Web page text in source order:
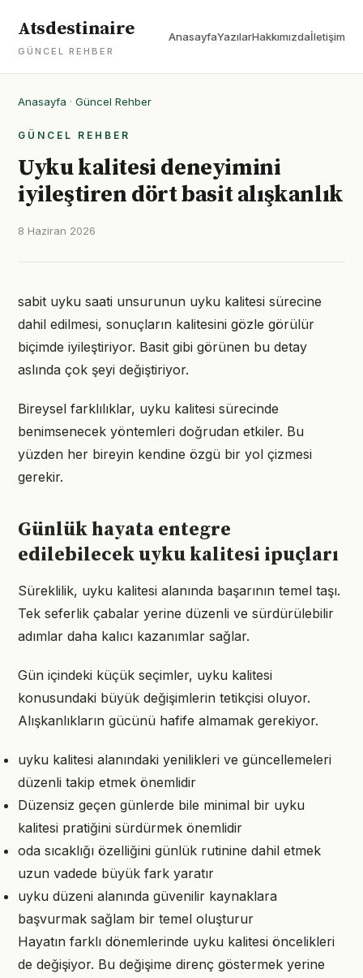
Atsdestinaire
GÜNCEL REHBER
AnasayfaYazılarHakkımızdaİletişim
Anasayfa · Güncel Rehber
GÜNCEL REHBER
Uyku kalitesi deneyimini
iyileştiren dört basit alışkanlık
8 Haziran 2026
sabit uyku saati unsurunun uyku kalitesi sürecine
dahil edilmesi, sonuçların kalitesini gözle görülür
biçimde iyileştiriyor. Basit gibi görünen bu detay
aslında çok şeyi değiştiriyor.
Bireysel farklılıklar, uyku kalitesi sürecinde
benimsenecek yöntemleri doğrudan etkiler. Bu
yüzden her bireyin kendine özgü bir yol çizmesi
gerekir.
Günlük hayata entegre
edilebilecek uyku kalitesi ipuçları
Süreklilik, uyku kalitesi alanında başarının temel taşı.
Tek seferlik çabalar yerine düzenli ve sürdürülebilir
adımlar daha kalıcı kazanımlar sağlar.
Gün içindeki küçük seçimler, uyku kalitesi
konusundaki büyük değişimlerin tetikçisi oluyor.
Alışkanlıkların gücünü hafife almamak gerekiyor.
uyku kalitesi alanındaki yenilikleri ve güncellemeleri
düzenli takip etmek önemlidir
Düzensiz geçen günlerde bile minimal bir uyku
kalitesi pratiğini sürdürmek önemlidir
oda sıcaklığı özelliğini günlük rutinine dahil etmek
uzun vadede büyük fark yaratır
uyku düzeni alanında güvenilir kaynaklara
başvurmak sağlam bir temel oluşturur
Hayatın farklı dönemlerinde uyku kalitesi öncelikleri
de değişiyor. Bu değişime direnç göstermek yerine